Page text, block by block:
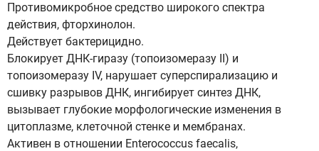
Противомикробное средство широкого спектра
действия, фторхинолон.
Действует бактерицидно.
Блокирует ДНК-гиразу (топоизомеразу II) и
топоизомеразу IV, нарушает суперспирализацию и
сшивку разрывов ДНК, ингибирует синтез ДНК,
вызывает глубокие морфологические изменения в
цитоплазме, клеточной стенке и мембранах.
Активен в отношении Enterococcus faecalis,